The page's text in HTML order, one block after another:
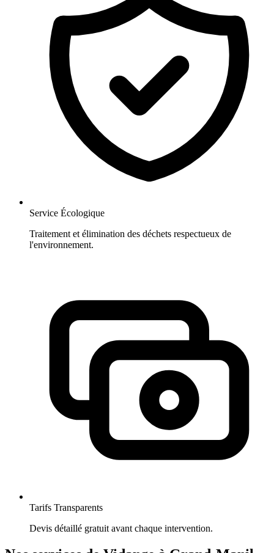
Service Écologique
Traitement et élimination des déchets respectueux de
l'environnement.
Tarifs Transparents
Devis détaillé gratuit avant chaque intervention.